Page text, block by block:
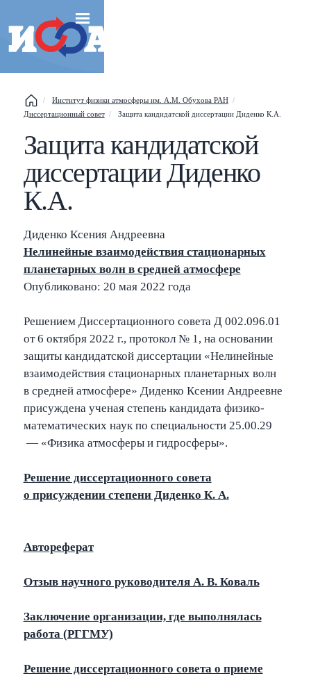
Институт физики атмосферы им. А.М. Обухова РАН
Диссертационный совет
Защита кандидатской диссертации Диденко К.А.
Защита кандидатской
диссертации Диденко
К.А.
Диденко Ксения Андреевна
Нелинейные взаимодействия стационарных
планетарных волн в средней атмосфере
Опубликовано: 20 мая 2022 года
Решением Диссертационного совета Д 002.096.01
от 6 октября 2022 г., протокол № 1, на основании
защиты кандидатской диссертации «Нелинейные
взаимодействия стационарных планетарных волн
в средней атмосфере» Диденко Ксении Андреевне
присуждена ученая степень кандидата физико-
математических наук по специальности 25.00.29
— «Физика атмосферы и гидросферы».
Решение диссертационного совета
о присуждении степени Диденко К. А.
Автореферат
Отзыв научного руководителя А. В. Коваль
Заключение организации, где выполнялась
работа (РГГМУ)
Решение диссертационного совета о приеме
This help popup Shift + ?
Search popup
Navigate posts